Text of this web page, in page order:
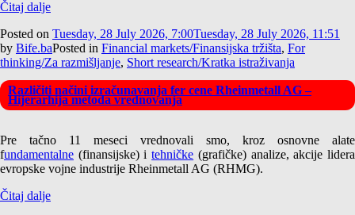
Čitaj dalje
Posted on Tuesday, 28 July 2026, 7:00Tuesday, 28 July 2026, 11:51
by Bife.baPosted in Financial markets/Finansijska tržišta, For
thinking/Za razmišljanje, Short research/Kratka istraživanja
Različiti načini izračunavanja fer cene Rheinmetall AG –
Hijerarhija metoda vrednovanja
Pre tačno 11 meseci vrednovali smo, kroz osnovne alate
fundamentalne (finansijske) itehničke (grafičke) analize, akcije lidera
evropske vojne industrije Rheinmetall AG (RHMG).
Čitaj dalje